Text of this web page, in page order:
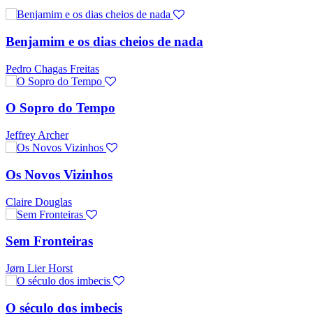
Benjamim e os dias cheios de nada
Pedro Chagas Freitas
O Sopro do Tempo
Jeffrey Archer
Os Novos Vizinhos
Claire Douglas
Sem Fronteiras
Jørn Lier Horst
O século dos imbecis